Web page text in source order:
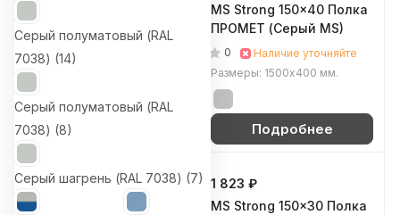
Серый полуматовый (RAL
7038) (14)
Серый полуматовый (RAL
7038) (8)
Серый шагрень (RAL 7038) (7)
MS Strong 150x50 Полка
ПРОМЕТ (Серый MS)
0
Наличие уточняйте
Размеры: 1500х500 мм.
Подробнее
MS Strong 150x40 Полка
ПРОМЕТ (Серый MS)
0
Наличие уточняйте
Размеры: 1500х400 мм.
Подробнее
1 651 ₽
MS Standart 100х60
1 823 ₽
MS Strong 150x30 Полка